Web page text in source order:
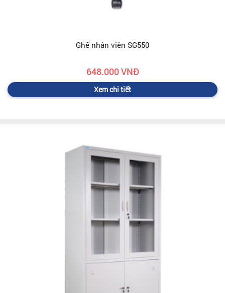
Ghế nhân viên SG550
648.000 VNĐ
Xem chi tiết